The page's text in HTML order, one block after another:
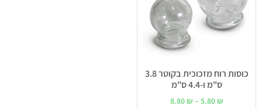
כוסות רוח מזכוכית בקוטר 3.8
ס"מ ו-4.4 ס"מ
5.80 ₪
–
8.80 ₪